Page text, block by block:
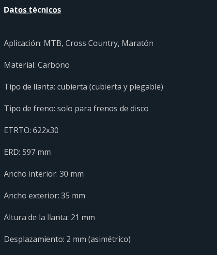
Datos técnicos
Aplicación: MTB, Cross Country, Maratón
Material: Carbono
Tipo de llanta: cubierta (cubierta y plegable)
Tipo de freno: solo para frenos de disco
ETRTO: 622x30
ERD: 597 mm
Ancho interior: 30 mm
Ancho exterior: 35 mm
Altura de la llanta: 21 mm
Desplazamiento: 2 mm (asimétrico)